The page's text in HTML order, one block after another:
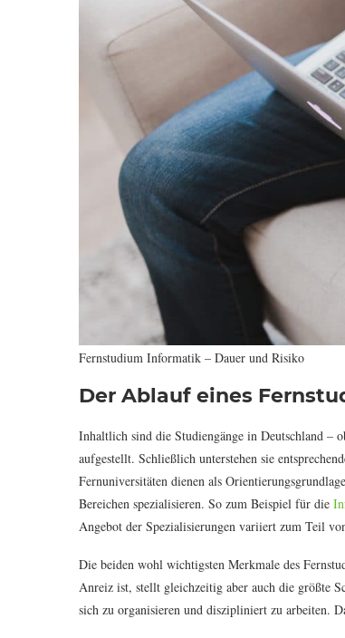
Fernstudium Informatik – Dauer und Risiko
Der Ablauf eines
Inhaltlich sind die Studiengänge in Deutschland –
aufgestellt. Schließlich unterstehen sie
Fernuniversitäten dienen als
Bereichen spezialisieren. So zum Beispiel für die
Angebot der Spezialisierungen variiert zum Teil
Die beiden wohl wichtigsten Merkmale des
Anreiz ist, stellt gleichzeitig aber auch die größte
sich zu organisieren und diszipliniert zu arbeiten.